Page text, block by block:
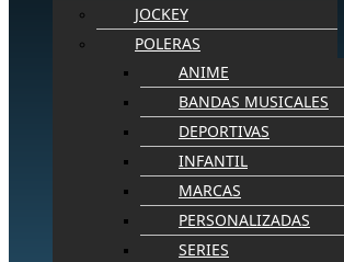
JOCKEY
POLERAS
ANIME
BANDAS MUSICALES
DEPORTIVAS
INFANTIL
MARCAS
PERSONALIZADAS
SERIES